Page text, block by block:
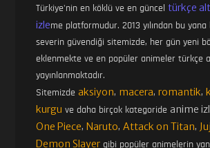
41. BÖLÜM
45. BÖLÜM 46.
Türkiye'nin en köklü ve en günceltürkçe
izleme platformudur. 2013 yılından bu
severin güvendiği sitemizde, her gün yeni
eklenmekte ve en popüler animeler türkçe
yayınlanmaktadır.
Sitemizdeaksiyon, macera,romantik,
kurgu ve daha birçok kategoride anime
One Piece, Naruto,Attack on Titan,
Demon Slayer gibi popüler animelerin